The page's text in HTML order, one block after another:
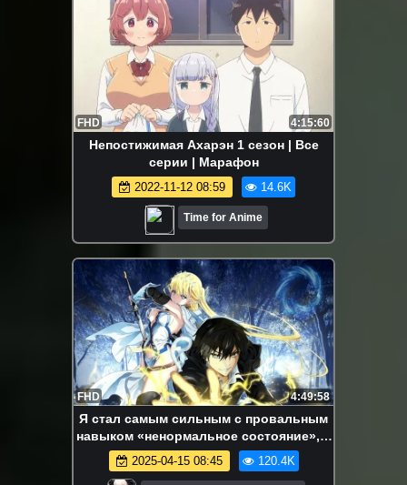
FHD 4:15:60
Непостижимая Ахарэн 1 сезон | Все
серии | Марафон
2022-11-12 08:59 14.6K
Time for Anime
FHD 4:49:58
Я стал самым сильным с провальным
навыком «ненормальное состояние», я
разрушу всё. Аниме - марафон. Все
серии подряд.
2025-04-15 08:45 120.4K